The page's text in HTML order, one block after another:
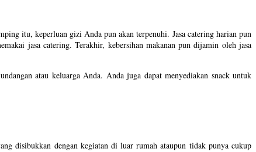
itu, keperluan gizi Anda pun akan terpenuhi. Jasa catering harian pun
jasa catering. Terakhir, kebersihan makanan pun dijamin oleh jasa
atau keluarga Anda. Anda juga dapat menyediakan snack untuk
disibukkan dengan kegiatan di luar rumah ataupun tidak punya cukup